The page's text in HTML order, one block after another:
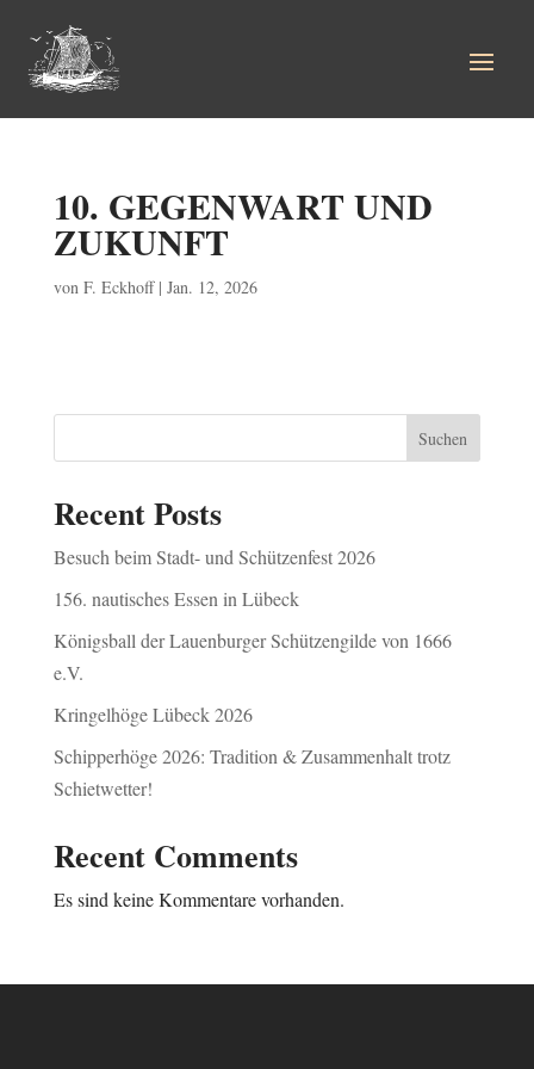
10. GEGENWART UND
ZUKUNFT
von F. Eckhoff| Jan. 12, 2026
Suchen
Recent Posts
Besuch beim Stadt- und Schützenfest 2026
156. nautisches Essen in Lübeck
Königsball der Lauenburger Schützengilde von 1666
e.V.
Kringelhöge Lübeck 2026
Schipperhöge 2026: Tradition & Zusammenhalt trotz
Schietwetter!
Recent Comments
Es sind keine Kommentare vorhanden.